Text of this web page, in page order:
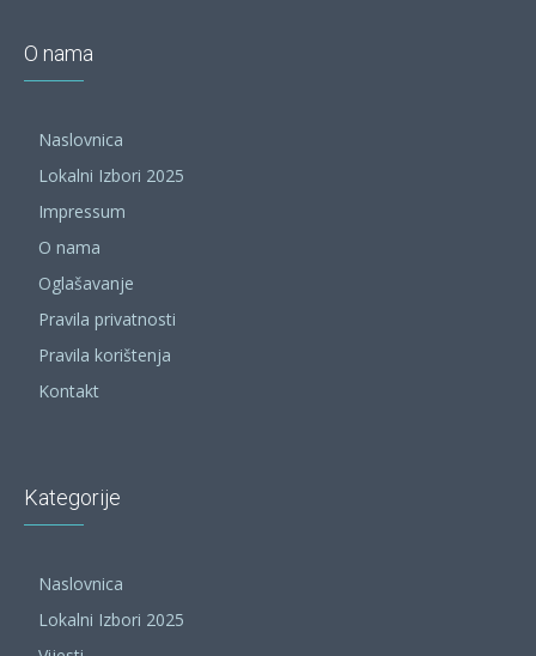
O nama
Naslovnica
Lokalni Izbori 2025
Impressum
O nama
Oglašavanje
Pravila privatnosti
Pravila korištenja
Kontakt
Kategorije
Naslovnica
Lokalni Izbori 2025